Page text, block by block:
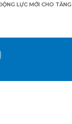
LỰC MỚI CHO